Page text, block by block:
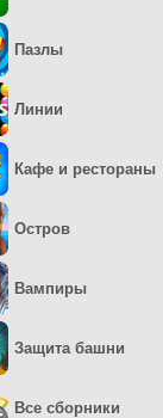
Пазлы
Линии
Кафе и рестораны
Остров
Вампиры
Защита башни
Все сборники